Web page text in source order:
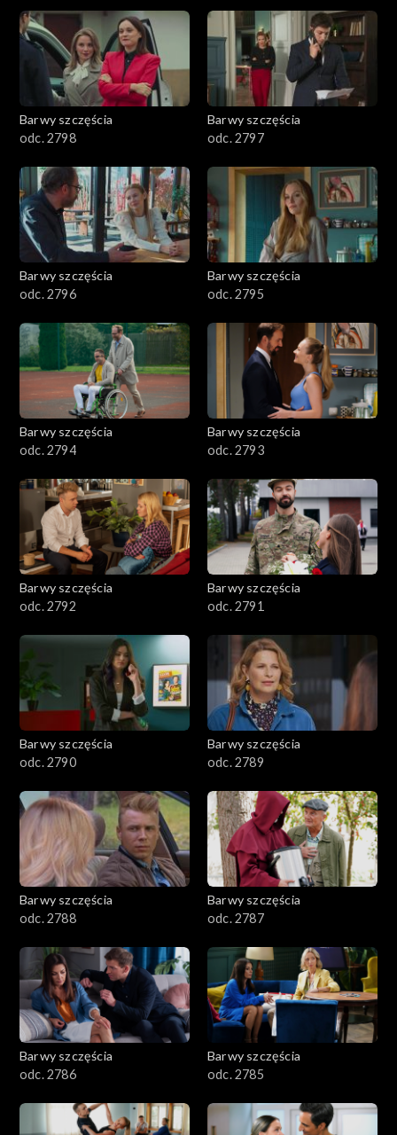
2901-3000
2801–2900
2701–2800
2501–2600
2401–2500
2301–2400
2201–2300
2101–2200
2001–2100
1801–1900
1701–1800
1601–1700
1501–1600
1401–1500
1301–1400
1101–1200
1001–1100
901–1000
801–900
782–800
Barwy szczęścia
odc. 2798
Barwy szczęścia
odc. 2797
Barwy szczęścia
odc. 2796
Barwy szczęścia
odc. 2795
Barwy szczęścia
odc. 2794
Barwy szczęścia
odc. 2793
Barwy szczęścia
odc. 2792
Barwy szczęścia
odc. 2791
Barwy szczęścia
odc. 2790
Barwy szczęścia
odc. 2789
Barwy szczęścia
odc. 2788
Barwy szczęścia
odc. 2787
Barwy szczęścia
odc. 2786
Barwy szczęścia
odc. 2785